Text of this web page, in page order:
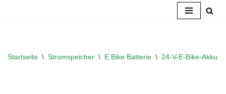
Startseite \ Stromspeicher \ E Bike Batterie \ 24-V-E-Bike-Akku